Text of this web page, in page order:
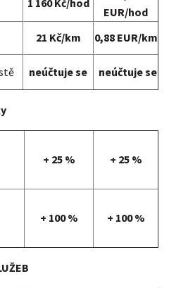
EUR/hod
21 Kč/km 0,88 EUR/km
neúčtuje se neúčtuje se
+ 25 % + 25 %
+ 100 % + 100 %